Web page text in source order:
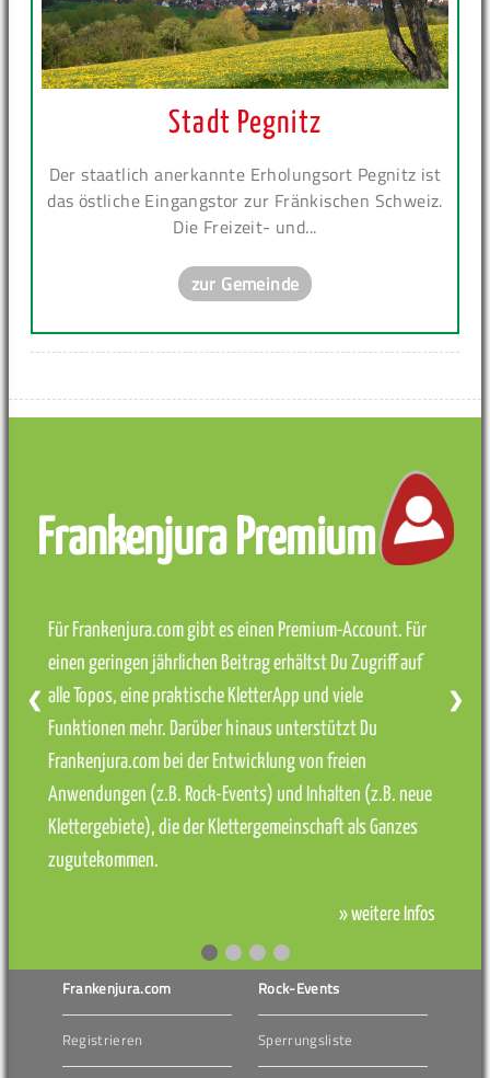
Stadt Pegnitz
Der staatlich anerkannte Erholungsort Pegnitz ist
das östliche Eingangstor zur Fränkischen Schweiz.
Die Freizeit- und...
zur Gemeinde
Frankenjura Premium
Für Frankenjura.com gibt es einen Premium-Account. Für
einen geringen jährlichen Beitrag erhältst Du Zugriff auf
alle Topos, eine praktische KletterApp und viele
Funktionen mehr. Darüber hinaus unterstützt Du
Frankenjura.com bei der Entwicklung von freien
Anwendungen (z.B. Rock-Events) und Inhalten (z.B. neue
Klettergebiete), die der Klettergemeinschaft als Ganzes
zugutekommen.
» weitere Infos
❮ ❯
Frankenjura.com
Registrieren
Rock-Events
Sperrungsliste